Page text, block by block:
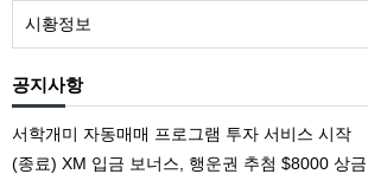
시황정보
공지사항
서학개미 자동매매 프로그램 투자 서비스 시작
(종료) XM 입금 보너스, 행운권 추첨 $8000 상